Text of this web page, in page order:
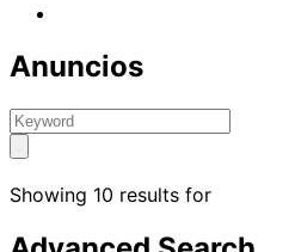
Anuncios
Showing 10 results for